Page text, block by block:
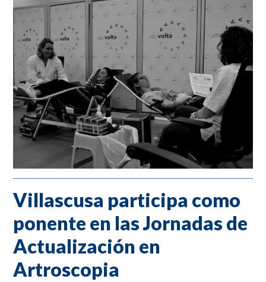
Villascusa participa como
ponente en las Jornadas de
Actualización en
Artroscopia